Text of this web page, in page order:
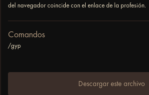
del navegador coincide con el enlace de la profesión.
Comandos
/gyp
Descargar este archivo